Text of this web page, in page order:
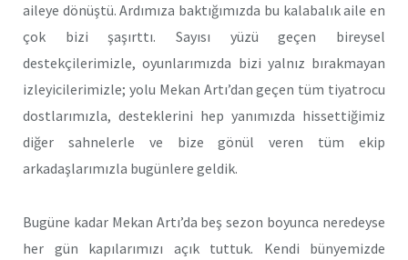
aileye dönüştü. Ardımıza baktığımızda bu kalabalık aile en
çok bizi şaşırttı. Sayısı yüzü geçen bireysel
destekçilerimizle, oyunlarımızda bizi yalnız bırakmayan
izleyicilerimizle; yolu Mekan Artı’dan geçen tüm tiyatrocu
dostlarımızla, desteklerini hep yanımızda hissettiğimiz
diğer sahnelerle ve bize gönül veren tüm ekip
arkadaşlarımızla bugünlere geldik.
Bugüne kadar Mekan Artı’da beş sezon boyunca neredeyse
her gün kapılarımızı açık tuttuk. Kendi bünyemizde